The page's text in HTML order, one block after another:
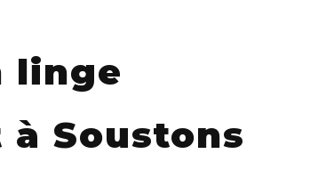
linge
Soustons